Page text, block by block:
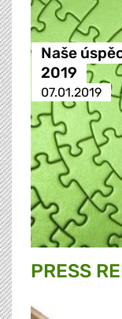
Naše
2019
07.01.2019
PRESS